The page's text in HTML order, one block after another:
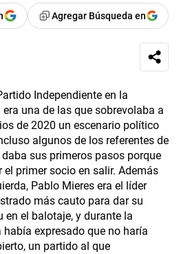
Agregar Búsqueda en
Independiente en la
una de las que sobrevolaba a
de 2020 un escenario político
algunos de los referentes de
sus primeros pasos porque
primer socio en salir. Además
Pablo Mieres era el líder
más cauto para dar su
en el balotaje, y durante la
expresado que no haría
un partido al que